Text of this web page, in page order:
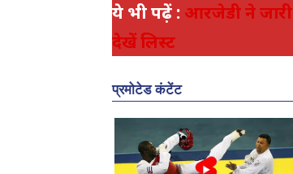
ये भी पढ़ें : आरजेडी ने जारी
देखें लिस्ट